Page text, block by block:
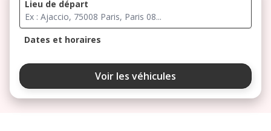
Lieu de départ
Dates et horaires
août 2026
ma me
Voir les véhicules